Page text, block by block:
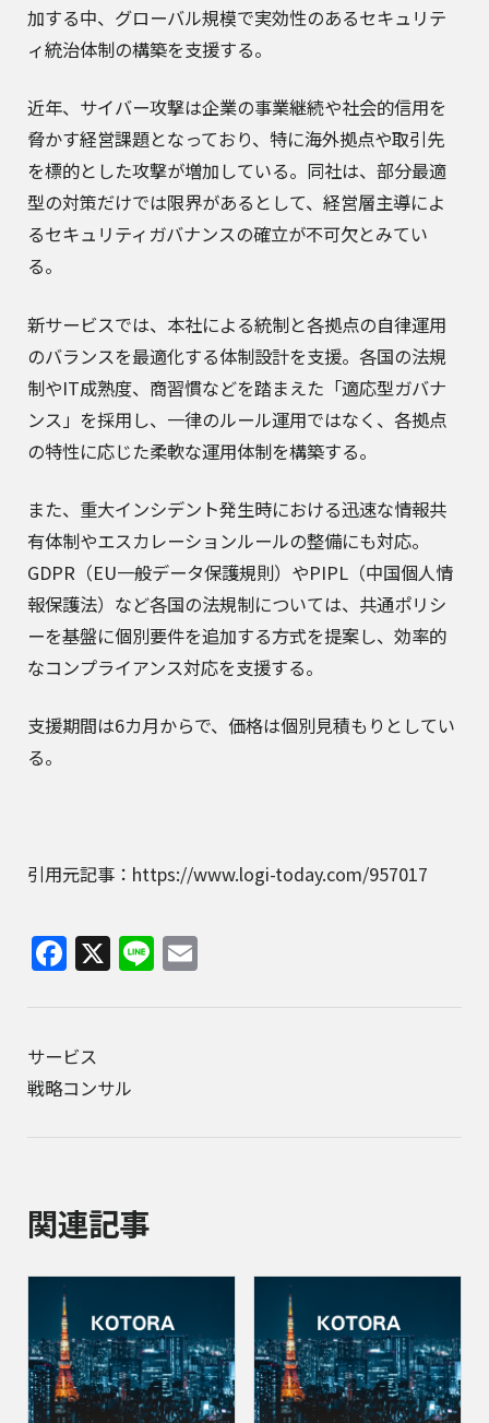
加する中、グローバル規模で実効性のあるセキュリテ
ィ統治体制の構築を支援する。
近年、サイバー攻撃は企業の事業継続や社会的信用を
脅かす経営課題となっており、特に海外拠点や取引先
を標的とした攻撃が増加している。同社は、部分最適
型の対策だけでは限界があるとして、経営層主導によ
るセキュリティガバナンスの確立が不可欠とみてい
る。
新サービスでは、本社による統制と各拠点の自律運用
のバランスを最適化する体制設計を支援。各国の法規
制やIT成熟度、商習慣などを踏まえた「適応型ガバナ
ンス」を採用し、一律のルール運用ではなく、各拠点
の特性に応じた柔軟な運用体制を構築する。
また、重大インシデント発生時における迅速な情報共
有体制やエスカレーションルールの整備にも対応。
GDPR（EU一般データ保護規則）やPIPL（中国個人情
報保護法）など各国の法規制については、共通ポリシ
ーを基盤に個別要件を追加する方式を提案し、効率的
なコンプライアンス対応を支援する。
支援期間は6カ月からで、価格は個別見積もりとしてい
る。
引用元記事：https://www.logi-today.com/957017
Facebook
X Line
サービス
戦略コンサル
関連記事